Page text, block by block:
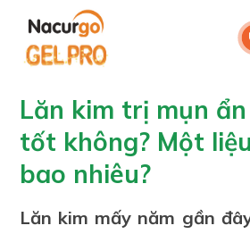
Lăn kim trị mụn ẩn
tốt không? Một
bao nhiêu?
Lăn kim mấy năm gần